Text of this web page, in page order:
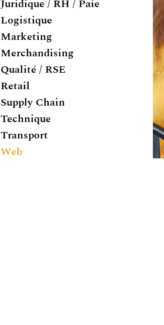
Juridique / RH / Paie
Logistique
Marketing
Merchandising
Qualité / RSE
Retail
Supply Chain
Technique
Transport
Web